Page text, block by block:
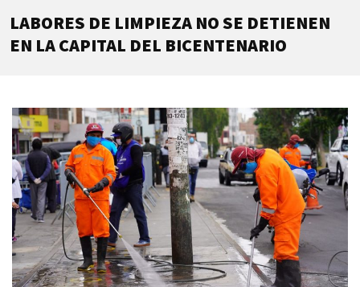
LABORES DE LIMPIEZA NO SE DETIENEN
EN LA CAPITAL DEL BICENTENARIO